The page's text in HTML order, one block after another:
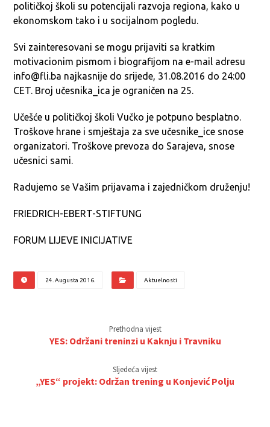
političkoj školi su potencijali razvoja regiona, kako u
ekonomskom tako i u socijalnom pogledu.
Svi zainteresovani se mogu prijaviti sa kratkim
motivacionim pismom i biografijom na e-mail adresu
info@fli.ba najkasnije do srijede, 31.08.2016 do 24:00
CET. Broj učesnika_ica je ograničen na 25.
Učešće u političkoj školi Vučko je potpuno besplatno.
Troškove hrane i smještaja za sve učesnike_ice snose
organizatori. Troškove prevoza do Sarajeva, snose
učesnici sami.
Radujemo se Vašim prijavama i zajedničkom druženju!
FRIEDRICH-EBERT-STIFTUNG
FORUM LIJEVE INICIJATIVE
24. Augusta 2016. Aktuelnosti
Prethodna vijest
YES: Održani treninzi u Kaknju i Travniku
Sljedeća vijest
„YES“ projekt: Održan trening u Konjević Polju